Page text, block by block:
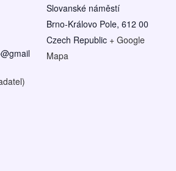
Slovanské náměstí
Brno-Královo Pole, 612 00
Czech Republic + Google
Mapa